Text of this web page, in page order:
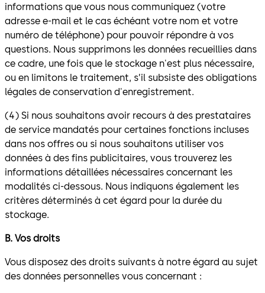
informations que vous nous communiquez (votre
adresse e-mail et le cas échéant votre nom et votre
numéro de téléphone) pour pouvoir répondre à vos
questions. Nous supprimons les données recueillies dans
ce cadre, une fois que le stockage n'est plus nécessaire,
ou en limitons le traitement, s’il subsiste des obligations
légales de conservation d'enregistrement.
(4) Si nous souhaitons avoir recours à des prestataires
de service mandatés pour certaines fonctions incluses
dans nos offres ou si nous souhaitons utiliser vos
données à des fins publicitaires, vous trouverez les
informations détaillées nécessaires concernant les
modalités ci-dessous. Nous indiquons également les
critères déterminés à cet égard pour la durée du
stockage.
B. Vos droits
Vous disposez des droits suivants à notre égard au sujet
des données personnelles vous concernant :